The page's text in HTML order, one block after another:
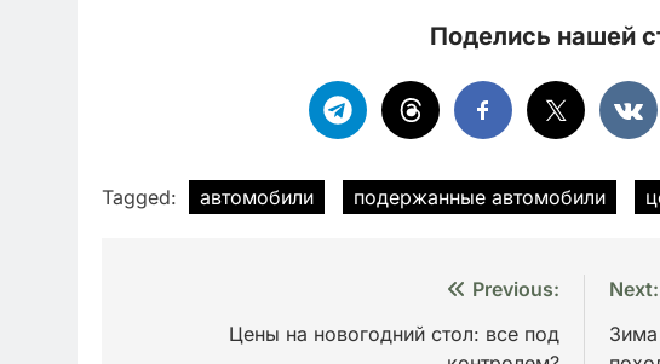
Поделись нашей
Tagged: автомобили подержанные автомобили
Previous:
Цены на новогодний стол: все под
Next:
Зима